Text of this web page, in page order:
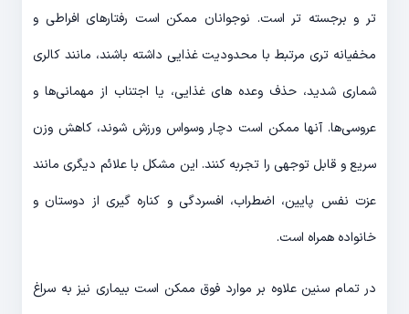
تر و برجسته تر است. نوجوانان ممکن است رفتارهای افراطی و
مخفیانه تری مرتبط با محدودیت غذایی داشته باشند، مانند کالری
شماری شدید، حذف وعده های غذایی، یا اجتناب از مهمانی‌ها و
عروسی‌ها. آنها ممکن است دچار وسواس ورزش شوند، کاهش وزن
سریع و قابل توجهی را تجربه کنند. این مشکل با علائم دیگری مانند
عزت نفس پایین، اضطراب، افسردگی و کناره گیری از دوستان و
خانواده همراه است.
در تمام سنین علاوه بر موارد فوق ممکن است بیماری نیز به سراغ